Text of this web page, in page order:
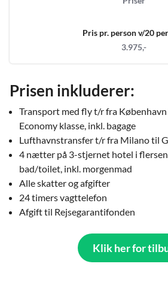
Pris pr. person v/20
3.975,-
Prisen inkluderer:
Transport med fly t/r fra
Economy klasse, inkl. bagage
Lufthavnstransfer t/r fra Milano til
4 nætter på 3-stjernet hotel i
bad/toilet, inkl. morgenmad
Alle skatter og afgifter
24 timers vagttelefon
Afgift til Rejsegarantifonden
Klik her for